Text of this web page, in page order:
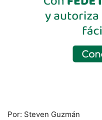
Por: Steven Guzmán